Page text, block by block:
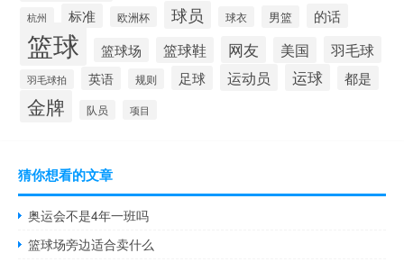
杭州 标准 欧洲杯 球员 球衣 男篮 的话
篮球 篮球场 篮球鞋 网友 美国 羽毛球
羽毛球拍 英语 规则 足球 运动员 运球 都是
金牌 队员 项目
猜你想看的文章
奥运会不是4年一班吗
篮球场旁边适合卖什么